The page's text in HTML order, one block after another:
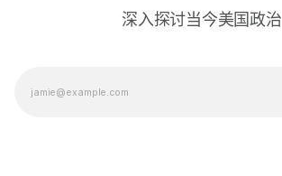
深入探讨当今美国政治